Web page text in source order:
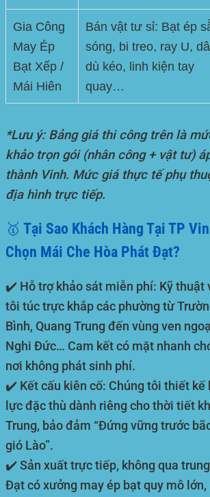
Gia Công
May Ép
Bạt Xếp /
Mái Hiên
Bán vật tư sỉ: Bạt ép
sóng, bi treo, ray U,
dù kéo, linh kiện tay
quay…
*Lưu ý: Bảng giá thi công trên là
khảo trọn gói (nhân công + vật tư)
thành Vinh. Mức giá thực tế phụ
địa hình trực tiếp.
🥇 Tại Sao Khách Hàng Tại TP
Chọn Mái Che Hòa Phát Đạt?
✔️ Hỗ trợ khảo sát miễn phí: Kỹ thuật
tôi túc trực khắp các phường từ
Bình, Quang Trung đến vùng ven
Nghi Đức… Cam kết có mặt nhanh
nơi không phát sinh phí.
✔️ Kết cấu kiên cố: Chúng tôi thiết kế
lực đặc thù dành riêng cho thời tiết
Trung, bảo đảm “Đứng vững trước
gió Lào”.
✔️ Sản xuất trực tiếp, không qua
Đạt có xưởng may ép bạt quy mô